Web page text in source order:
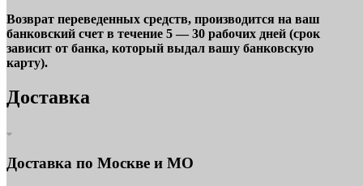
Возврат переведенных средств, производится на ваш
банковский счет в течение 5 — 30 рабочих дней (срок
зависит от банка, который выдал вашу банковскую
карту).
Доставка
Доставка по Москве и МО